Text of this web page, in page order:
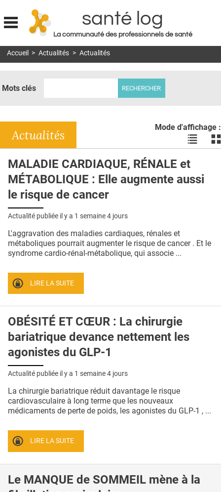
Jump to navigation
santé log
La communauté des professionnels de santé
MON COMPTE
DOSSIERS
RÉSEAUX
E-REVUE SAD
THÉMA
L'APP
PUBLICITÉ
CONTACT
Accueil > Actualités > Actualités
Mots clés
Mode d'affichage :
Voir
les
en
liste
les
Actualités
MALADIE CARDIAQUE, RÉNALE et
MÉTABOLIQUE : Elle augmente aussi
le risque de cancer
Actualité publiée il y a 1 semaine 4 jours
L'aggravation des maladies cardiaques, rénales et
métaboliques pourrait augmenter le risque de cancer . Et le
syndrome cardio-rénal-métabolique, qui associe ...
LIRE LA SUITE
OBÉSITÉ ET CŒUR : La chirurgie
bariatrique devance nettement les
agonistes du GLP-1
Actualité publiée il y a 1 semaine 4 jours
La chirurgie bariatrique réduit davantage le risque
cardiovasculaire à long terme que les nouveaux
médicaments de perte de poids, les agonistes du GLP-1 , ...
LIRE LA SUITE
Le MANQUE de SOMMEIL mène à la